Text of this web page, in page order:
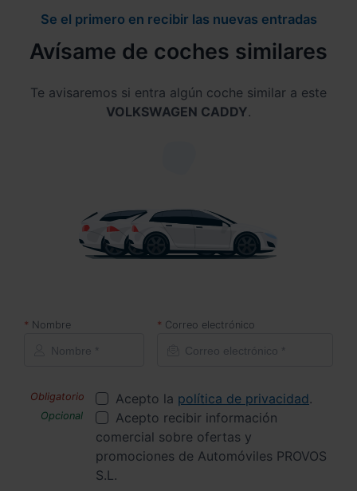
Se el primero en recibir las nuevas entradas
Avísame de coches similares
Te avisaremos si entra algún coche similar a este
VOLKSWAGEN CADDY.
Nombre Correo electrónico
Acepto la política de privacidad.
Acepto recibir información
comercial sobre ofertas y
promociones de Automóviles PROVOS
S.L.